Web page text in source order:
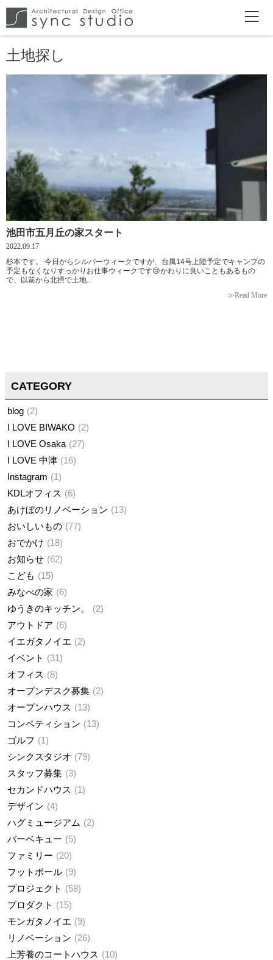
土地探し
池田市五月丘の家スタート
2022.09.17
杉本です。 今日からシルバーウィークですが、台風14号上陸予定でキャンプの
予定もなくなりすっかりお仕事ウィークです😢かわりに良いこともあるもの
で、以前から北摂で土地...
≫Read More
CATEGORY
blog
2
I LOVE BIWAKO
2
I LOVE Osaka
27
I LOVE 中津
16
Instagram
1
KDLオフィス
6
あけぼのリノベーション
13
おいしいもの 77
おでかけ
18
お知らせ
62
こども
15
みなべの家
6
ゆうきのキッチン。
2
アウトドア
6
イエガタノイエ
2
イベント
31
オフィス
8
オープンデスク募集
2
オープンハウス
13
コンペティション
13
ゴルフ
1
シンクスタジオ
79
スタッフ募集 3
セカンドハウス
1
デザイン
4
ハグミュージアム
2
バーベキュー
5
ファミリー
20
フットボール
9
プロジェクト
58
プロダクト
15
モンガタノイエ
9
リノベーション
26
上芳養のコートハウス
10